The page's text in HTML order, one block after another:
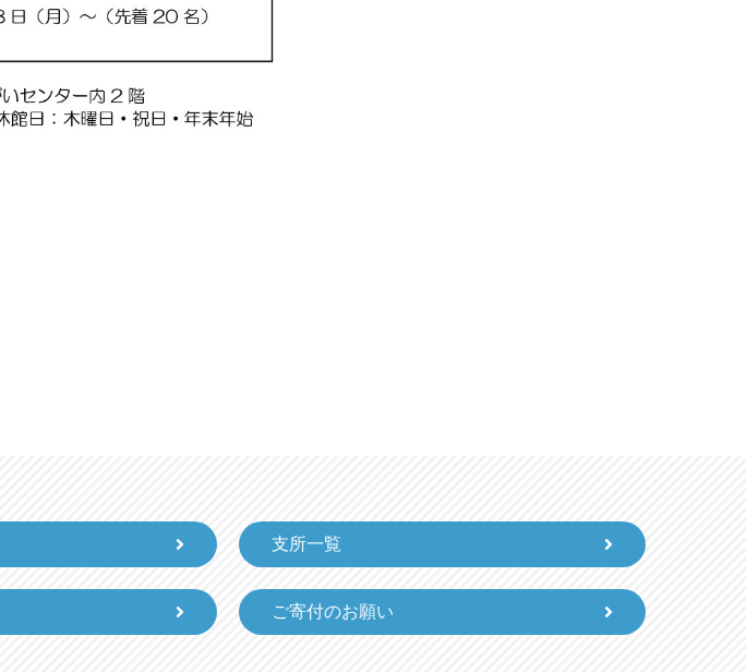
支所一覧
ご寄付のお願い